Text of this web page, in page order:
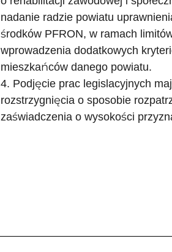
nadanie radzie powiatu
środków PFRON, w ramach
wprowadzenia dodatkowych
mieszkańców danego powiatu.
4. Podjęcie prac legislacyjnych
rozstrzygnięcia o sposobie
zaświadczenia o wysokości